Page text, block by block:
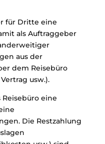
für Dritte eine
als Auftraggeber
aus der
dem Reisebüro
usw.).
eine
Die Restzahlung